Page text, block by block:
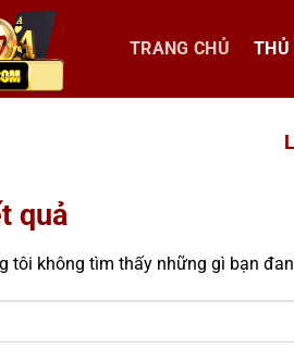
TRANG CHỦ THỦ
quả
tôi không tìm thấy những gì bạn